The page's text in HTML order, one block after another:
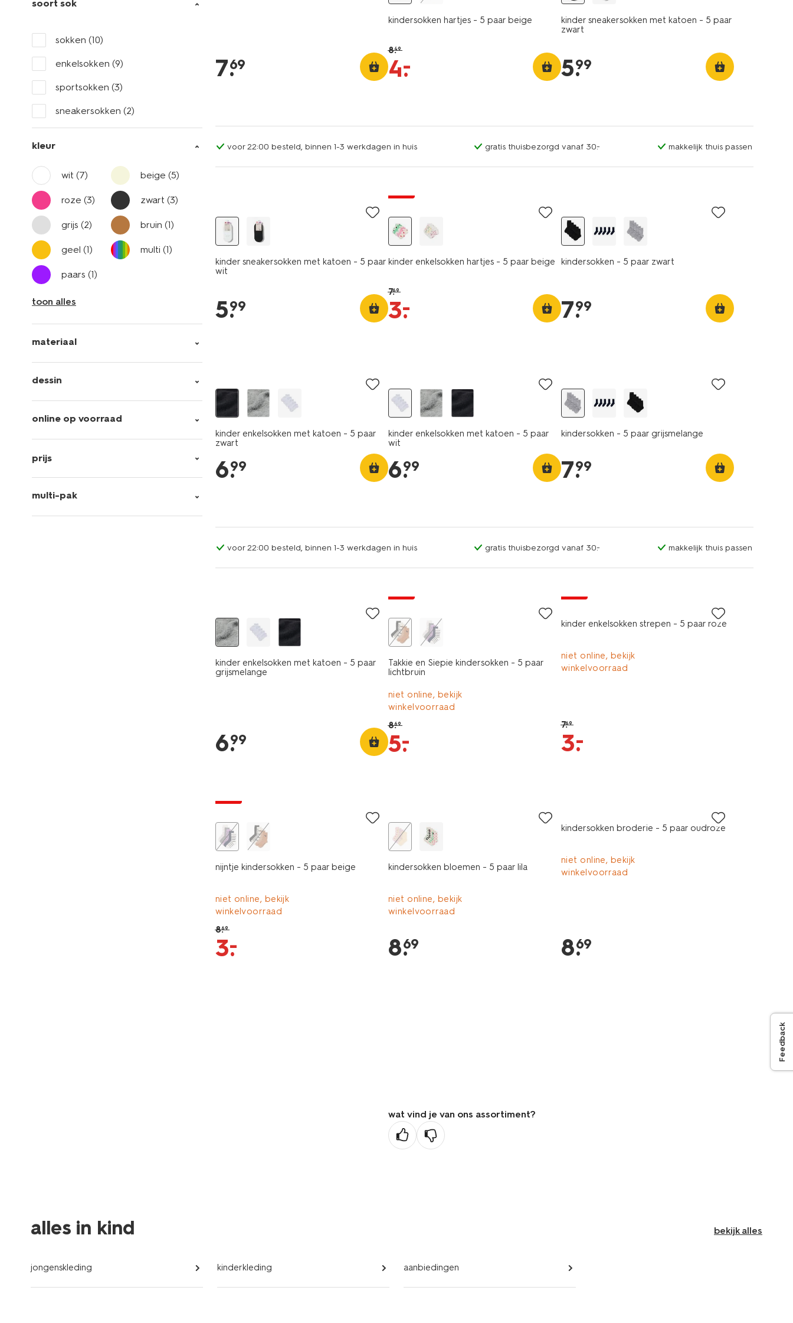
soort sok
sokken (10)
enkelsokken (9)
sportsokken (3)
sneakersokken (2)
kleur
wit (7) beige(5)
roze (3) zwart(3)
grijs (2) bruin(1)
geel (1) multi(1)
paars (1)
toon alles
materiaal
dessin
online op voorraad
prijs
multi-pak
7.
69
kindersokken hartjes - 5 paar beige
8.49
4.
–
kinder sneakersokken met katoen - 5 paar
zwart
5.
99
voor 22:00 besteld, binnen 1-3 werkdagen in huis gratis thuisbezorgd vanaf 30.- makkelijk thuis passen
kinder sneakersokken met katoen - 5 paar
wit
5.
99
kinder enkelsokken hartjes - 5 paar beige
7.69
3.
–
kindersokken - 5 paar zwart
7.
99
kinder enkelsokken met katoen - 5 paar
zwart
6.
99
kinder enkelsokken met katoen - 5 paar
wit
6.
99
kindersokken - 5 paar grijsmelange
7.
99
voor 22:00 besteld, binnen 1-3 werkdagen in huis gratis thuisbezorgd vanaf 30.- makkelijk thuis passen
kinder enkelsokken met katoen - 5 paar
grijsmelange
6.
99
Takkie en Siepie kindersokken - 5 paar
lichtbruin
niet online, bekijk
winkelvoorraad
8.69
5.
–
kinder enkelsokken strepen - 5 paar roze
niet online, bekijk
winkelvoorraad
7.69
3.
–
nijntje kindersokken - 5 paar beige
niet online, bekijk
winkelvoorraad
8.69
3.
–
kindersokken bloemen - 5 paar lila
niet online, bekijk
winkelvoorraad
8.
69
kindersokken broderie - 5 paar oudroze
niet online, bekijk
winkelvoorraad
8.
69
wat vind je van ons assortiment?
Feedback
alles in kind bekijk alles
jongenskleding kinderkleding aanbiedingen